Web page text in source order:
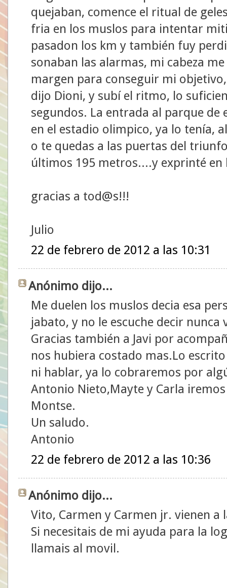
quejaban, comence el ritual de
fria en los muslos para intentar
pasadon los km y también fuy
sonaban las alarmas, mi cabeza
margen para conseguir mi
dijo Dioni, y subí el ritmo, lo
segundos. La entrada al parque
en el estadio olimpico, ya lo tenía,
o te quedas a las puertas del
últimos 195 metros....y exprinté
gracias a tod@s!!!
Julio
22 de febrero de 2012 a las 10:31
Anónimo dijo...
Me duelen los muslos decia esa
jabato, y no le escuche decir
Gracias también a Javi por
nos hubiera costado mas.Lo
ni hablar, ya lo cobraremos por
Antonio Nieto,Mayte y Carla
Montse.
Un saludo.
Antonio
22 de febrero de 2012 a las 10:36
Anónimo dijo...
Vito, Carmen y Carmen jr. vienen
Si necesitais de mi ayuda para la
llamais al movil.